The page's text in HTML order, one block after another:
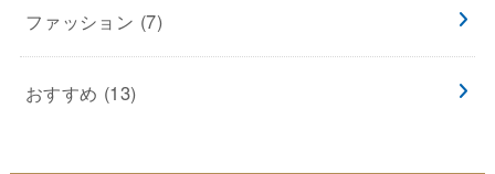
ファッション (7)
おすすめ (13)